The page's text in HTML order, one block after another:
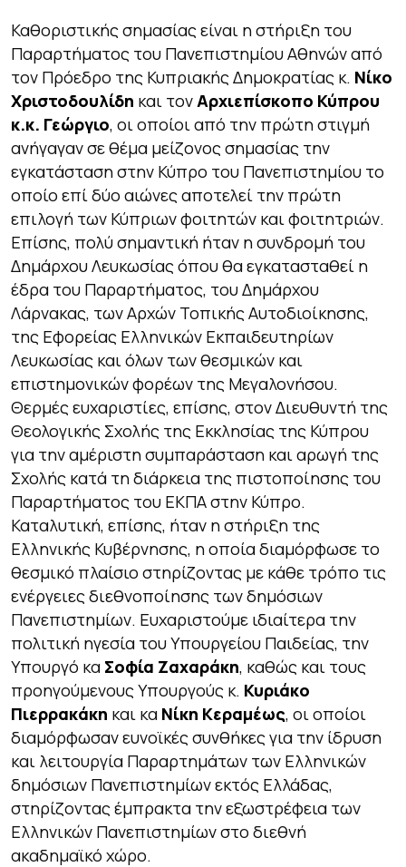
Καθοριστικής σημασίας είναι η στήριξη του
Παραρτήματος του Πανεπιστημίου Αθηνών από
τον Πρόεδρο της Κυπριακής Δημοκρατίας κ. Νίκο
Χριστοδουλίδη και τονΑρχιεπίσκοπο Κύπρου
κ.κ. Γεώργιο, οι οποίοι από την πρώτη στιγμή
ανήγαγαν σε θέμα μείζονος σημασίας την
εγκατάσταση στην Κύπρο του Πανεπιστημίου το
οποίο επί δύο αιώνες αποτελεί την πρώτη
επιλογή των Κύπριων φοιτητών και φοιτητριών.
Επίσης, πολύ σημαντική ήταν η συνδρομή του
Δημάρχου Λευκωσίας όπου θα εγκατασταθεί η
έδρα του Παραρτήματος, του Δημάρχου
Λάρνακας, των Αρχών Τοπικής Αυτοδιοίκησης,
της Εφορείας Ελληνικών Εκπαιδευτηρίων
Λευκωσίας και όλων των θεσμικών και
επιστημονικών φορέων της Μεγαλονήσου.
Θερμές ευχαριστίες, επίσης, στον Διευθυντή της
Θεολογικής Σχολής της Εκκλησίας της Κύπρου
για την αμέριστη συμπαράσταση και αρωγή της
Σχολής κατά τη διάρκεια της πιστοποίησης του
Παραρτήματος του ΕΚΠΑ στην Κύπρο.
Καταλυτική, επίσης, ήταν η στήριξη της
Ελληνικής Κυβέρνησης, η οποία διαμόρφωσε το
θεσμικό πλαίσιο στηρίζοντας με κάθε τρόπο τις
ενέργειες διεθνοποίησης των δημόσιων
Πανεπιστημίων. Ευχαριστούμε ιδιαίτερα την
πολιτική ηγεσία του Υπουργείου Παιδείας, την
Υπουργό κα Σοφία Ζαχαράκη, καθώς και τους
προηγούμενους Υπουργούς κ. Κυριάκο
Πιερρακάκη και κα Νίκη Κεραμέως, οι οποίοι
διαμόρφωσαν ευνοϊκές συνθήκες για την ίδρυση
και λειτουργία Παραρτημάτων των Ελληνικών
δημόσιων Πανεπιστημίων εκτός Ελλάδας,
στηρίζοντας έμπρακτα την εξωστρέφεια των
Ελληνικών Πανεπιστημίων στο διεθνή
ακαδημαϊκό χώρο.